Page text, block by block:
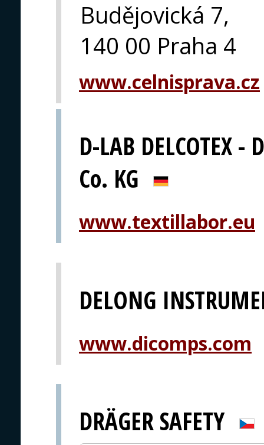
Budějovická 7,
140 00 Praha 4
www.celnisprava.cz
D-LAB DELCOTEX -
Co. KG
www.textillabor.eu
DELONG
www.dicomps.com
DRÄGER SAFETY